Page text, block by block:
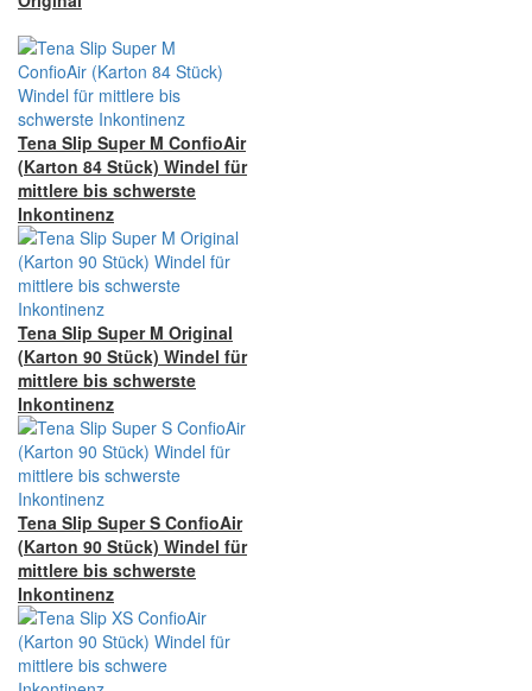
Tena Slip Super M ConfioAir
(Karton 84 Stück) Windel für
mittlere bis schwerste
Inkontinenz
Tena Slip Super M Original
(Karton 90 Stück) Windel für
mittlere bis schwerste
Inkontinenz
Tena Slip Super S ConfioAir
(Karton 90 Stück) Windel für
mittlere bis schwerste
Inkontinenz